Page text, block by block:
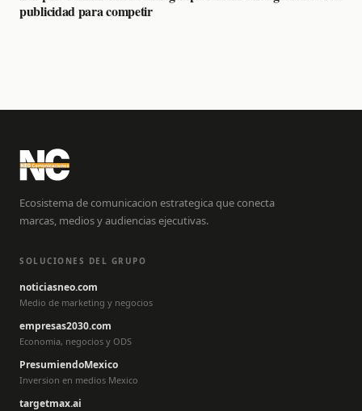
publicidad para competir
Ecosistema de comunicacion estrategica que conecta
marcas, medios y audiencias ejecutivas.
SOLUCIONES DEL GRUPO
noticiasneo.com
Medio de marketing y negocios
empresas2030.com
Economia, negocios y ODS
PresumiendoMexico
Inversion en medios Mexico
targetmax.ai